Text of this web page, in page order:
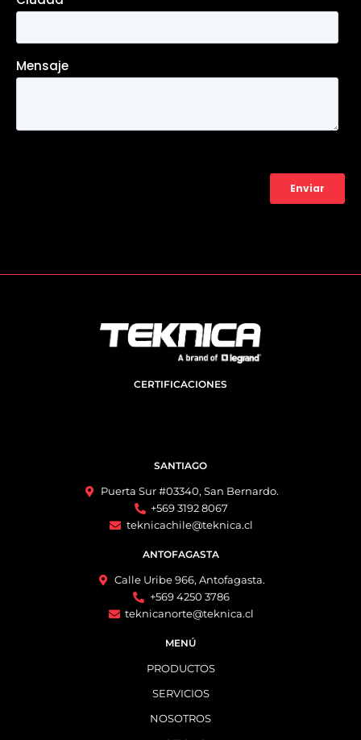
CERTIFICACIONES
SANTIAGO
Puerta Sur #03340, San Bernardo.
+569 3192 8067
teknicachile@teknica.cl
ANTOFAGASTA
Calle Uribe 966, Antofagasta.
+569 4250 3786
teknicanorte@teknica.cl
MENÚ
PRODUCTOS
SERVICIOS
NOSOTROS